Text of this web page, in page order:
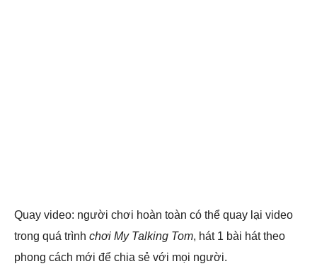
Quay video: người chơi hoàn toàn có thể quay lại video
trong quá trình chơi My Talking Tom, hát 1 bài hát theo
phong cách mới để chia sẻ với mọi người.